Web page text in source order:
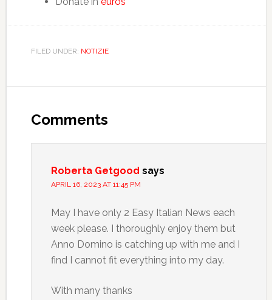
FILED UNDER: NOTIZIE
Comments
Roberta Getgood says
APRIL 16, 2023 AT 11:45 PM
May I have only 2 Easy Italian News each
week please. I thoroughly enjoy them but
Anno Domino is catching up with me and I
find I cannot fit everything into my day.
With many thanks